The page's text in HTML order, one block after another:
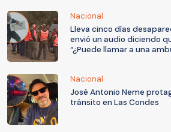
Nacional
Lleva cinco días
envió un audio diciendo
“¿Puede llamar a una
Nacional
José Antonio Neme
tránsito en Las Condes